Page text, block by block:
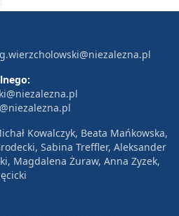
g.wierzcholowski@niezalezna.pl
Kowalczyk, Beata Mańkowska,
Sabina Treffler, Aleksander
Magdalena Żuraw, Anna Zyzek,